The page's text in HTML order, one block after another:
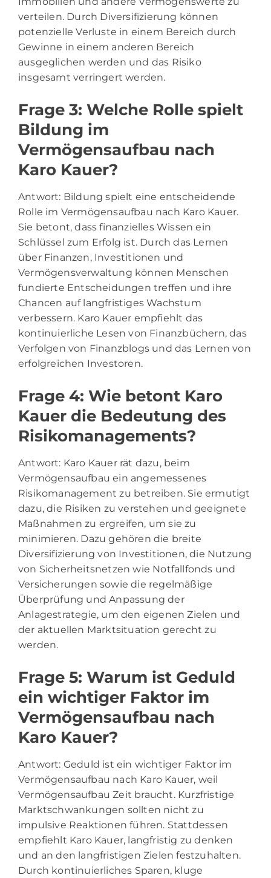
verteilen. Durch Diversifizierung können
potenzielle Verluste in einem Bereich durch
Gewinne in einem anderen Bereich
ausgeglichen werden und das Risiko
insgesamt verringert werden.
Frage 3: Welche Rolle spielt
Bildung im
Vermögensaufbau nach
Karo Kauer?
Antwort: Bildung spielt eine entscheidende
Rolle im Vermögensaufbau nach Karo Kauer.
Sie betont, dass finanzielles Wissen ein
Schlüssel zum Erfolg ist. Durch das Lernen
über Finanzen, Investitionen und
Vermögensverwaltung können Menschen
fundierte Entscheidungen treffen und ihre
Chancen auf langfristiges Wachstum
verbessern. Karo Kauer empfiehlt das
kontinuierliche Lesen von Finanzbüchern, das
Verfolgen von Finanzblogs und das Lernen von
erfolgreichen Investoren.
Frage 4: Wie betont Karo
Kauer die Bedeutung des
Risikomanagements?
Antwort: Karo Kauer rät dazu, beim
Vermögensaufbau ein angemessenes
Risikomanagement zu betreiben. Sie ermutigt
dazu, die Risiken zu verstehen und geeignete
Maßnahmen zu ergreifen, um sie zu
minimieren. Dazu gehören die breite
Diversifizierung von Investitionen, die Nutzung
von Sicherheitsnetzen wie Notfallfonds und
Versicherungen sowie die regelmäßige
Überprüfung und Anpassung der
Anlagestrategie, um den eigenen Zielen und
der aktuellen Marktsituation gerecht zu
werden.
Frage 5: Warum ist Geduld
ein wichtiger Faktor im
Vermögensaufbau nach
Karo Kauer?
Antwort: Geduld ist ein wichtiger Faktor im
Vermögensaufbau nach Karo Kauer, weil
Vermögensaufbau Zeit braucht. Kurzfristige
Marktschwankungen sollten nicht zu
impulsive Reaktionen führen. Stattdessen
empfiehlt Karo Kauer, langfristig zu denken
und an den langfristigen Zielen festzuhalten.
Durch kontinuierliches Sparen, kluge